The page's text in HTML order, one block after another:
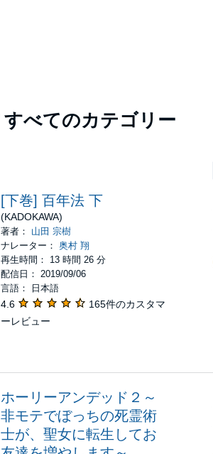
すべてのカテゴリー
[下巻] 百年法 下
(KADOKAWA)
著者： 山田 宗樹
ナレーター：奥村 翔
再生時間： 13 時間 26 分
配信日： 2019/09/06
言語： 日本語
4.6
165件のカスタマ
ーレビュー
ホーリーアンデッド２～
非モテでぼっちの死霊術
士が、聖女に転生してお